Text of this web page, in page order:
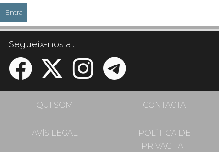
Segueix-nos a...
QUI SOM CONTACTA
AVÍS LEGAL
POLÍTICA DE
PRIVACITAT